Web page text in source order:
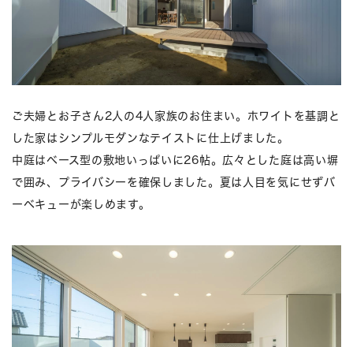
ご夫婦とお子さん2人の4人家族のお住まい。ホワイトを基調と
した家はシンプルモダンなテイストに仕上げました。
中庭はベース型の敷地いっぱいに26帖。広々とした庭は高い塀
で囲み、プライバシーを確保しました。夏は人目を気にせずバ
ーベキューが楽しめます。